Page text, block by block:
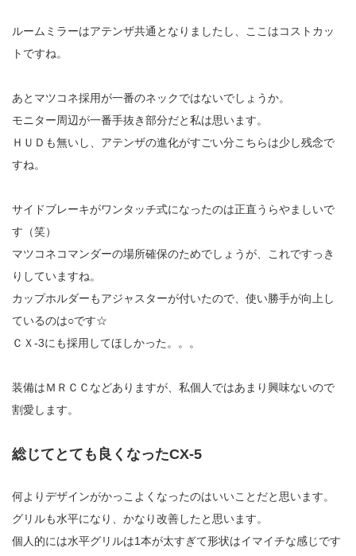
ルームミラーはアテンザ共通となりましたし、ここはコストカッ
トですね。
あとマツコネ採用が一番のネックではないでしょうか。
モニター周辺が一番手抜き部分だと私は思います。
ＨＵＤも無いし、アテンザの進化がすごい分こちらは少し残念で
すね。
サイドブレーキがワンタッチ式になったのは正直うらやましいで
す（笑）
マツコネコマンダーの場所確保のためでしょうが、これですっき
りしていますね。
カップホルダーもアジャスターが付いたので、使い勝手が向上し
ているのは○です☆
ＣＸ-3にも採用してほしかった。。。
装備はＭＲＣＣなどありますが、私個人ではあまり興味ないので
割愛します。
総じてとても良くなったCX-5
何よりデザインがかっこよくなったのはいいことだと思います。
グリルも水平になり、かなり改善したと思います。
個人的には水平グリルは1本が太すぎて形状はイマイチな感じです